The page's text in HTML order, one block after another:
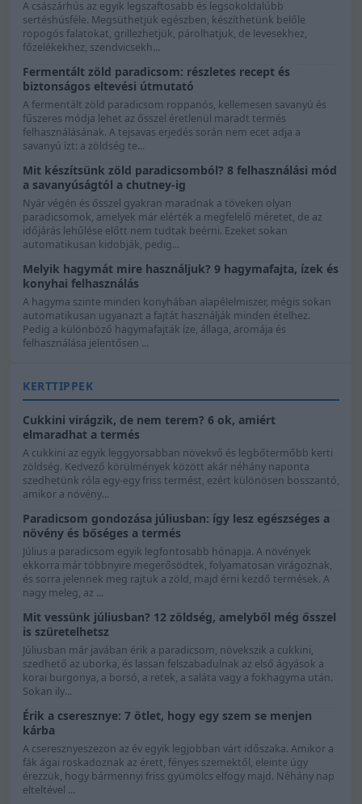
A császárhús az egyik legszaftosabb és legsokoldalúbb
sertéshúsféle. Megsüthetjük egészben, készíthetünk belőle
ropogós falatokat, grillezhetjük, párolhatjuk, de levesekhez,
főzelékekhez, szendvicsekh...
Fermentált zöld paradicsom: részletes recept és
biztonságos eltevési útmutató
A fermentált zöld paradicsom roppanós, kellemesen savanyú és
fűszeres módja lehet az ősszel éretlenül maradt termés
felhasználásának. A tejsavas erjedés során nem ecet adja a
savanyú ízt: a zöldség te...
Mit készítsünk zöld paradicsomból? 8 felhasználási mód
a savanyúságtól a chutney-ig
Nyár végén és ősszel gyakran maradnak a töveken olyan
paradicsomok, amelyek már elérték a megfelelő méretet, de az
időjárás lehűlése előtt nem tudtak beérni. Ezeket sokan
automatikusan kidobják, pedig...
Melyik hagymát mire használjuk? 9 hagymafajta, ízek és
konyhai felhasználás
A hagyma szinte minden konyhában alapélelmiszer, mégis sokan
automatikusan ugyanazt a fajtát használják minden ételhez.
Pedig a különböző hagymafajták íze, állaga, aromája és
felhasználása jelentősen ...
KERTTIPPEK
Cukkini virágzik, de nem terem? 6 ok, amiért
elmaradhat a termés
A cukkini az egyik leggyorsabban növekvő és legbőtermőbb kerti
zöldség. Kedvező körülmények között akár néhány naponta
szedhetünk róla egy-egy friss termést, ezért különösen bosszantó,
amikor a növény...
Paradicsom gondozása júliusban: így lesz egészséges a
növény és bőséges a termés
Július a paradicsom egyik legfontosabb hónapja. A növények
ekkorra már többnyire megerősödtek, folyamatosan virágoznak,
és sorra jelennek meg rajtuk a zöld, majd érni kezdő termések. A
nagy meleg, az ...
Mit vessünk júliusban? 12 zöldség, amelyből még ősszel
is szüretelhetsz
Júliusban már javában érik a paradicsom, növekszik a cukkini,
szedhető az uborka, és lassan felszabadulnak az első ágyások a
korai burgonya, a borsó, a retek, a saláta vagy a fokhagyma után.
Sokan ily...
Érik a cseresznye: 7 ötlet, hogy egy szem se menjen
kárba
A cseresznyeszezon az év egyik legjobban várt időszaka. Amikor a
fák ágai roskadoznak az érett, fényes szemektől, eleinte úgy
érezzük, hogy bármennyi friss gyümölcs elfogy majd. Néhány nap
elteltével ...